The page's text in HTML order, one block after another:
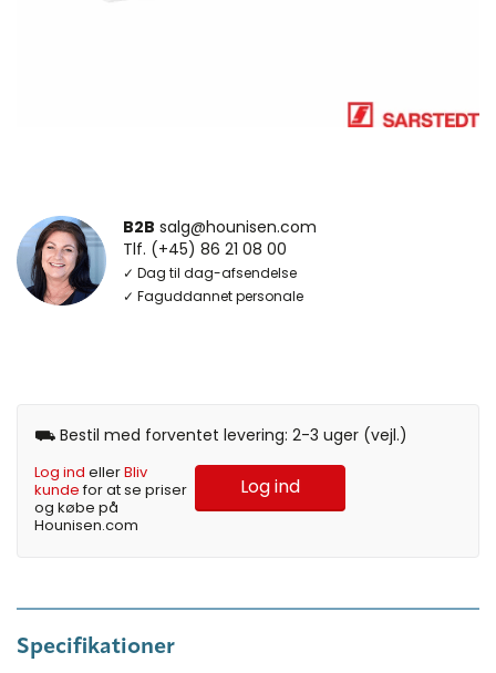
B2B salg@hounisen.com
Tlf. (+45) 86 21 08 00
✓ Dag til dag-afsendelse
✓ Faguddannet personale
⛟ Bestil med forventet levering: 2-3 uger (vejl.)
Log ind ellerBliv
kundefor at se priser
og købe på
Hounisen.com
Log ind
Specifikationer